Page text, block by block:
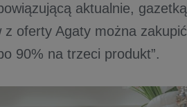
aktualnie, gazetką
oferty Agaty można zakupić
90% na trzeci produkt”.